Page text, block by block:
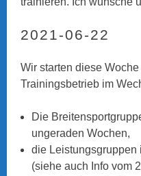
2021-06-22
Wir starten diese
Trainingsbetrieb im
Die
ungeraden Wochen,
die Leistungsgruppen
(siehe auch Info vom